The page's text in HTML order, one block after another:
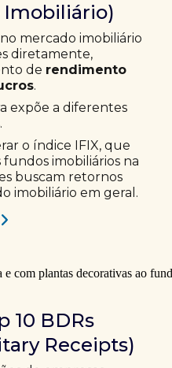
mercado imobiliário
diretamente,
de rendimento
.
expõe a diferentes
o índice IFIX, que
imobiliários na
buscam retornos
imobiliário em geral.
10 BDRs
Receipts)